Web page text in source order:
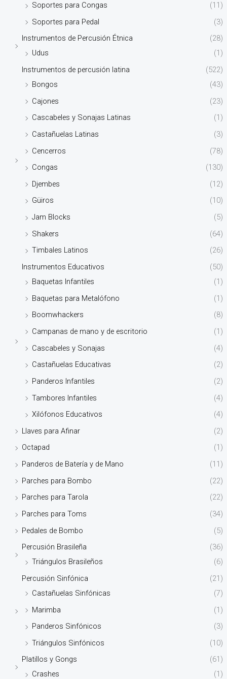
Soportes para Congas
(11)
Soportes para Pedal
(3)
Instrumentos de Percusión Étnica
(28)
Udus
(1)
Instrumentos de percusión latina
(522)
Bongos
(43)
Cajones
(23)
Cascabeles y Sonajas Latinas
(1)
Castañuelas Latinas
(3)
Cencerros
(78)
Congas
(130)
Djembes
(12)
Güiros
(10)
Jam Blocks
(5)
Shakers
(64)
Timbales Latinos
(26)
Instrumentos Educativos
(50)
Baquetas Infantiles
(1)
Baquetas para Metalófono
(1)
Boomwhackers
(8)
Campanas de mano y de escritorio
(1)
Cascabeles y Sonajas
(4)
Castañuelas Educativas
(2)
Panderos Infantiles
(2)
Tambores Infantiles
(4)
Xilófonos Educativos
(4)
Llaves para Afinar
(2)
Octapad
(1)
Panderos de Batería y de Mano
(11)
Parches para Bombo
(22)
Parches para Tarola
(22)
Parches para Toms
(34)
Pedales de Bombo
(5)
Percusión Brasileña
(36)
Triángulos Brasileños
(6)
Percusión Sinfónica
(21)
Castañuelas Sinfónicas
(7)
Marimba
(1)
Panderos Sinfónicos
(3)
Triángulos Sinfónicos
(10)
Platillos y Gongs
(61)
Crashes
(1)